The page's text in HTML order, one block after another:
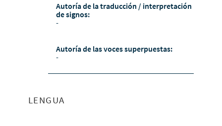
Autoría de la traducción / interpretación
de signos:
-
Autoría de las voces superpuestas:
-
LENGUA